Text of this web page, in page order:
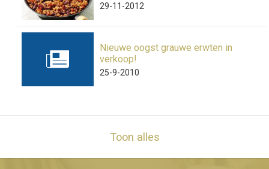
29-11-2012
Nieuwe oogst grauwe erwten in
verkoop!
25-9-2010
Toon alles